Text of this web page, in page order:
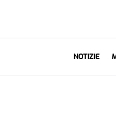
NOTIZIE